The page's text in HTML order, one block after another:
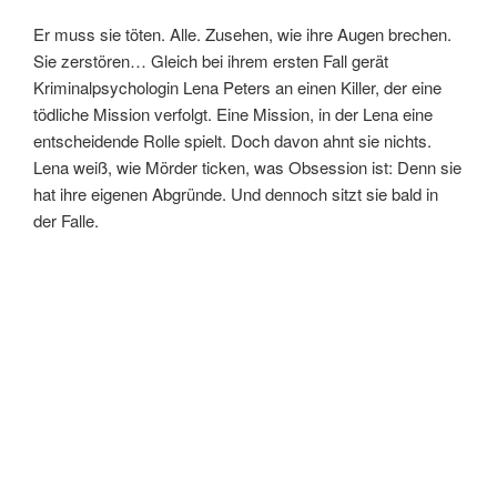
Er muss sie töten. Alle. Zusehen, wie ihre Augen brechen.
Sie zerstören… Gleich bei ihrem ersten Fall gerät
Kriminalpsychologin Lena Peters an einen Killer, der eine
tödliche Mission verfolgt. Eine Mission, in der Lena eine
entscheidende Rolle spielt. Doch davon ahnt sie nichts.
Lena weiß, wie Mörder ticken, was Obsession ist: Denn sie
hat ihre eigenen Abgründe. Und dennoch sitzt sie bald in
der Falle.